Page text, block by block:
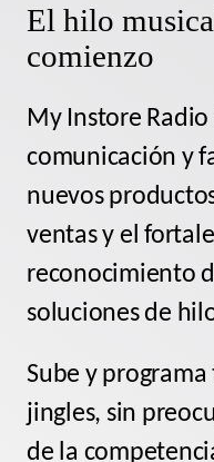
El hilo
comienzo
My Instore
comunicación y
nuevos
ventas y el
reconocimiento
soluciones de
Sube y
jingles, sin
de la